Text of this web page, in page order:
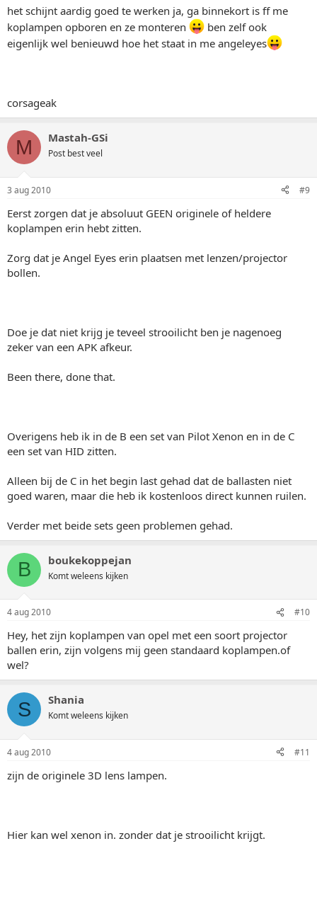
het schijnt aardig goed te werken ja, ga binnekort is ff me
koplampen opboren en ze monteren
ben zelf ook
eigenlijk wel benieuwd hoe het staat in me angeleyes
corsageak
M Mastah-GSi
Post best veel
3 aug 2010 #9
Eerst zorgen dat je absoluut GEEN originele of heldere
koplampen erin hebt zitten.
Zorg dat je Angel Eyes erin plaatsen met lenzen/projector
bollen.
Doe je dat niet krijg je teveel strooilicht ben je nagenoeg
zeker van een APK afkeur.
Been there, done that.
Overigens heb ik in de B een set van Pilot Xenon en in de C
een set van HID zitten.
Alleen bij de C in het begin last gehad dat de ballasten niet
goed waren, maar die heb ik kostenloos direct kunnen ruilen.
Verder met beide sets geen problemen gehad.
B boukekoppejan
Komt weleens kijken
4 aug 2010 #10
Hey, het zijn koplampen van opel met een soort projector
ballen erin, zijn volgens mij geen standaard koplampen.of
wel?
S Shania
Komt weleens kijken
4 aug 2010 #11
zijn de originele 3D lens lampen.
Hier kan wel xenon in. zonder dat je strooilicht krijgt.